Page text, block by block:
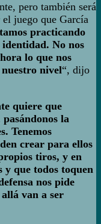
pero también será
juego que García
practicando
No nos
lo que nos
nivel“, dijo
quiere que
la
Tenemos
crear para ellos
tiros, y en
y que todos toquen
nos pide
van a ser